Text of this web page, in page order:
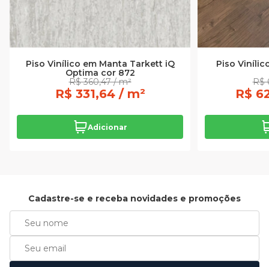
Piso Vinílico em Manta Tarkett iQ
Optima cor 872
R$ 360,47 / m²
R$ 331,64 / m²
Adicionar
Piso
R$
R$
Cadastre-se e receba novidades e promoções